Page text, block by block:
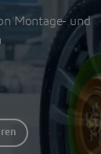
Montage- und